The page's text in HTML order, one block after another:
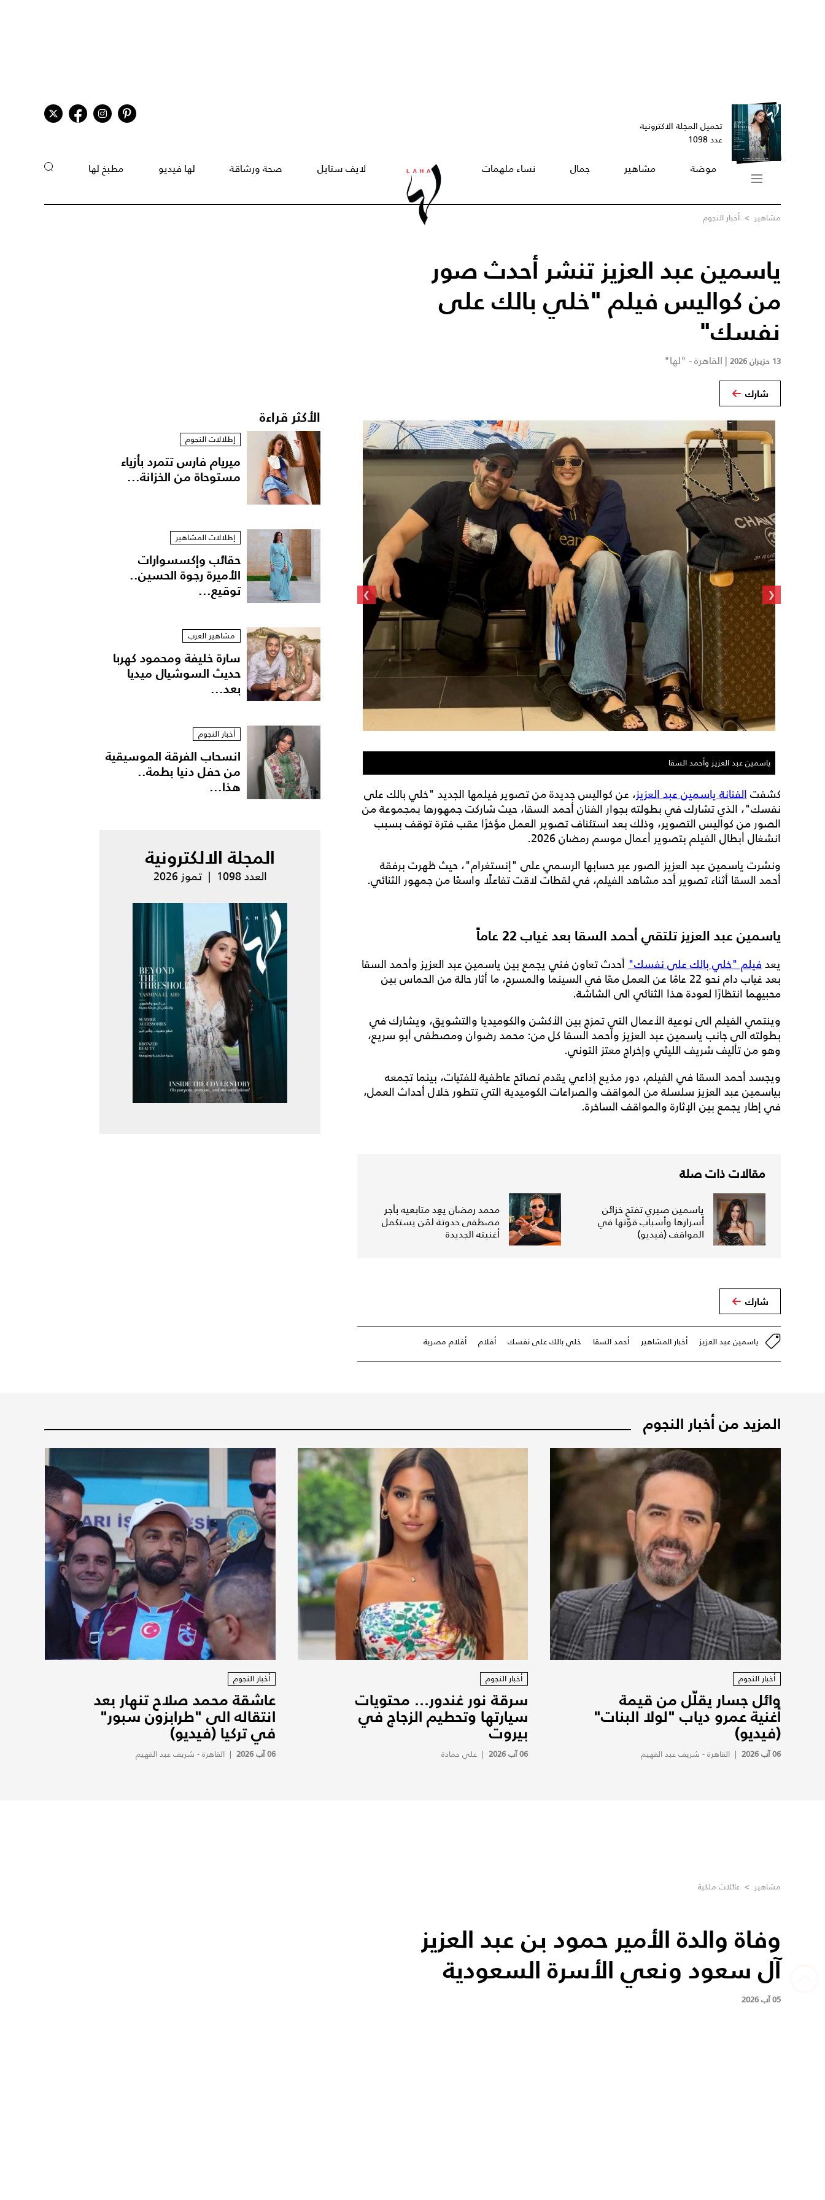
تحميل المجلة الاكترونية
عدد 1098
موضة مشاهير جمال نساء ملهمات لايف ستايل صحة ورشاقة لها فيديو مطبخ لها
مشاهير > أخبار النجوم
ياسمين عبد العزيز تنشر أحدث صور
من كواليس فيلم "خلي بالك على
نفسك"
13 حزيران 2026 | القاهرة - "لها"
شارك
ياسمين عبد العزيز وأحمد السقا ياسمين عبد العزيز مع أحمد السقا
‹
›
كشفت الفنانة ياسمين عبد العزيز، عن كواليس جديدة من تصوير فيلمها الجديد "خلي بالك على
نفسك"، الذي تشارك في بطولته بجوار الفنان أحمد السقا، حيث شاركت جمهورها بمجموعة من
الصور من كواليس التصوير، وذلك بعد استئناف تصوير العمل مؤخرًا عقب فترة توقف بسبب
انشغال أبطال الفيلم بتصوير أعمال موسم رمضان 2026.
ونشرت ياسمين عبد العزيز الصور عبر حسابها الرسمي على "إنستغرام"، حيث ظهرت برفقة
أحمد السقا أثناء تصوير أحد مشاهد الفيلم، في لقطات لاقت تفاعلًا واسعًا من جمهور الثنائي.
ياسمين عبد العزيز تلتقي أحمد السقا بعد غياب 22 عاماً
يعدفيلم "خلي بالك على نفسك" أحدث تعاون فني يجمع بين ياسمين عبد العزيز وأحمد السقا
بعد غياب دام نحو 22 عامًا عن العمل معًا في السينما والمسرح، ما أثار حالة من الحماس بين
محبيهما انتظارًا لعودة هذا الثنائي الى الشاشة.
وينتمي الفيلم الى نوعية الأعمال التي تمزج بين الأكشن والكوميديا والتشويق، ويشارك في
بطولته الى جانب ياسمين عبد العزيز وأحمد السقا كل من: محمد رضوان ومصطفى أبو سريع،
وهو من تأليف شريف الليثي وإخراج معتز التوني.
ويجسد أحمد السقا في الفيلم، دور مذيع إذاعي يقدم نصائح عاطفية للفتيات، بينما تجمعه
بياسمين عبد العزيز سلسلة من المواقف والصراعات الكوميدية التي تتطور خلال أحداث العمل،
في إطار يجمع بين الإثارة والمواقف الساخرة.
مقالات ذات صلة
ياسمين صبري تفتح خزائن
أسرارها وأسباب قوّتها في
المواقف (فيديو)
محمد رمضان يعِد متابعيه بأجر
مصطفى حدوتة لمَن يستكمل
أغنيته الجديدة
شارك
ياسمين عبد العزيز أخبار المشاهير أحمد السقا خلي بالك على نفسك أفلام أفلام مصرية
الأكثر قراءة
إطلالات النجوم
ميريام فارس تتمرد بأزياء
مستوحاة من الخزانة...
إطلالات المشاهير
حقائب وإكسسوارات
الأميرة رجوة الحسين..
توقيع...
مشاهير العرب
سارة خليفة ومحمود كهربا
حديث السوشيال ميديا
بعد...
أخبار النجوم
انسحاب الفرقة الموسيقية
من حفل دنيا بطمة..
هذا...
المجلة الالكترونية
العدد 1098 | تموز 2026
المزيد من أخبار النجوم
أخبار النجوم
وائل جسار يقلّل من قيمة
أغنية عمرو دياب "لولا البنات"
(فيديو)
06 آب 2026 | القاهرة - شريف عبد الفهيم
أخبار النجوم
سرقة نور غندور... محتويات
سيارتها وتحطيم الزجاج في
بيروت
06 آب 2026 | علي حمادة
أخبار النجوم
عاشقة محمد صلاح تنهار بعد
انتقاله الى "طرابزون سبور"
في تركيا (فيديو)
06 آب 2026 |القاهرة - شريف عبد الفهيم
مشاهير > عائلات ملكية
وفاة والدة الأمير حمود بن عبد العزيز
آل سعود ونعي الأسرة السعودية
05 آب 2026